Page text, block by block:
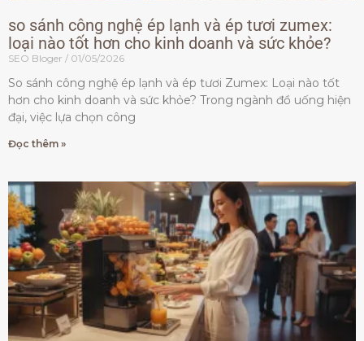
so sánh công nghệ ép lạnh và ép tươi zumex:
loại nào tốt hơn cho kinh doanh và sức khỏe?
SEO Bloger 01/05/2026
So sánh công nghệ ép lạnh và ép tươi Zumex: Loại nào tốt
hơn cho kinh doanh và sức khỏe? Trong ngành đồ uống hiện
đại, việc lựa chọn công
Đọc thêm »